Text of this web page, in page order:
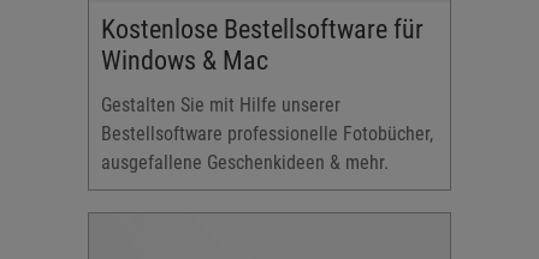
Kostenlose Bestellsoftware für
Windows & Mac
Gestalten Sie mit Hilfe unserer
Bestellsoftware professionelle Fotobücher,
ausgefallene Geschenkideen & mehr.